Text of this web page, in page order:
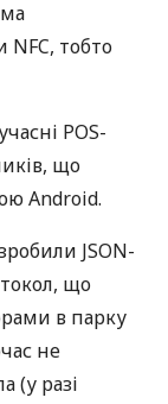
тобто
POS-
що
Android.
JSON-
що
в парку
не
(у разі